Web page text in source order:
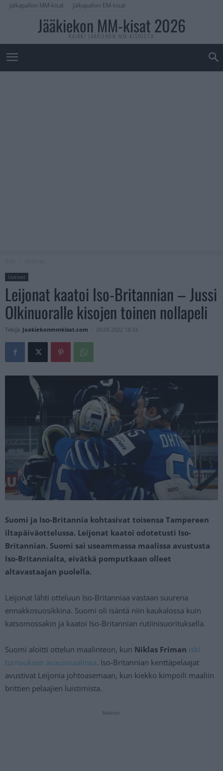
Jalkapallon MM-kisat Jalkapallon EM-kisat
Jääkiekon MM-kisat 2026
KAIKKI JÄÄKIEKON MM-KISOISTA
Uutiset
Leijonat kaatoi Iso-Britannian – Jussi
Olkinuoralle kisojen toinen nollapeli
Tekijä Jaakiekonmmkisat.com - 20.05.2022 18:33
Suomi ja Iso-Britannia kohtasivat toisensa Tampereen
iltapäiväottelussa. Leijonat kaatoi odotetusti Iso-
Britannian. Suomi sai useammassa maalissa avustusta
Iso-Britannialta, eivätkä pomputkaan olleet
altavastaajan puolella.
Leijonat lähti otteluun Iso-Britanniaa vastaan suurena
ennakkosuosikkina. Suomi oli isäntä niin kaukalossa kuin
katsomossakin ja kaatoi Iso-Britannian rutiinisuorituksella.
Suomi aloitti ottelun maalinteon, kun Niklas Friman iski
turnauksen avausmaalinsa. Iso-Britannian kenttäpelaajat
avustivat Leijonia johtoasemaan, kun kiekko kimpoili maaliin
brittien pelaajien luistimista.
Mainos: